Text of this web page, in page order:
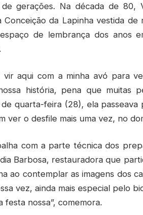
de gerações. Na década de 80,
Conceição da Lapinha vestida
de lembrança dos anos
vir aqui com a minha avó para
história, pena que muitas
quarta-feira (28), ela passeava
ver o desfile mais uma vez, no
com a parte técnica dos
Barbosa, restauradora que
ao contemplar as imagens dos
vez, ainda mais especial pelo
festa nossa”, comemora.